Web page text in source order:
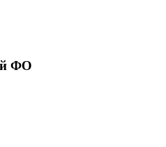
ФО